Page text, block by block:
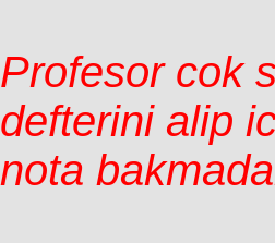
Profesor cok
defterini alip
nota